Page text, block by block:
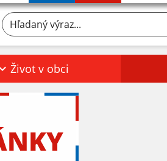
Hľadaný výraz...
Život v obci